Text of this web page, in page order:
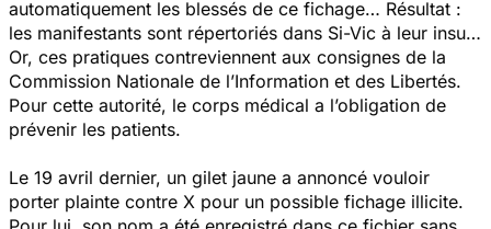
automatiquement les blessés de ce fichage… Résultat :
les manifestants sont répertoriés dans Si-Vic à leur insu…
Or, ces pratiques contreviennent aux consignes de la
Commission Nationale de l’Information et des Libertés.
Pour cette autorité, le corps médical a l’obligation de
prévenir les patients.
Le 19 avril dernier, un gilet jaune a annoncé vouloir
porter plainte contre X pour un possible fichage illicite.